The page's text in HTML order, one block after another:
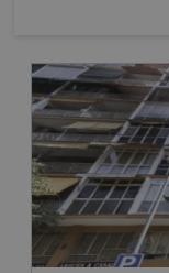
CESIÓN DE